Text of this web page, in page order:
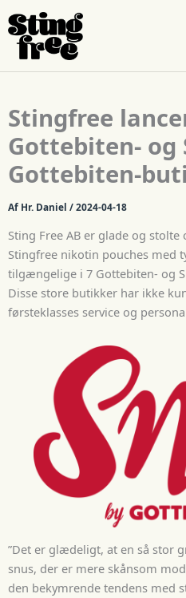
til
indhold
Stingfree
Gottebiten- og
Gottebiten-
Af Hr. Daniel /2024-04-18
Sting Free AB er glade og stolte
Stingfree nikotin pouches med
tilgængelige i 7 Gottebiten- og
Disse store butikker har ikke
førsteklasses service og
”Det er glædeligt, at en så stor
snus, der er mere skånsom
den bekymrende tendens med